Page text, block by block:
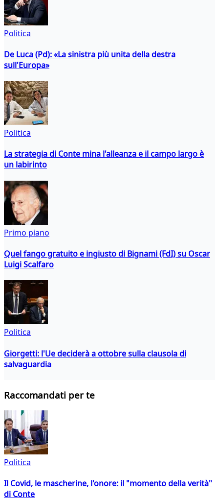
Politica
De Luca (Pd): «La sinistra più unita della destra
sull'Europa»
Politica
La strategia di Conte mina l'alleanza e il campo largo è
un labirinto
Primo piano
Quel fango gratuito e ingiusto di Bignami (FdI) su Oscar
Luigi Scalfaro
Politica
Giorgetti: l'Ue deciderà a ottobre sulla clausola di
salvaguardia
Raccomandati per te
Politica
Il Covid, le mascherine, l'onore: il "momento della verità"
di Conte